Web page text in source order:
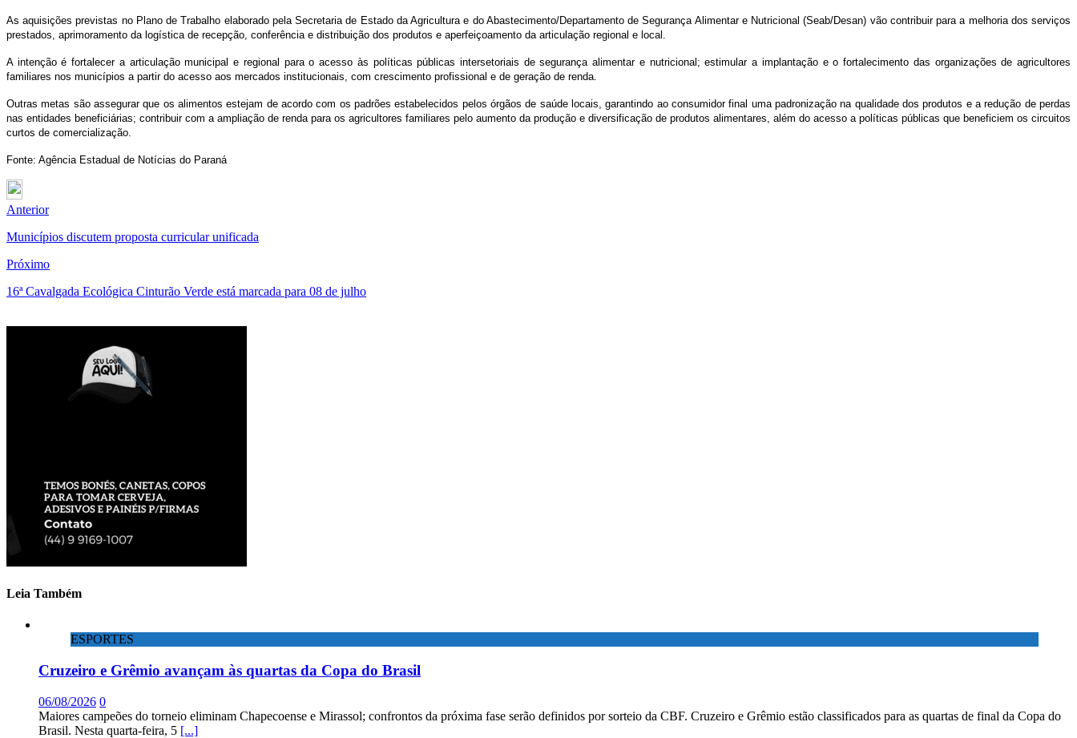
As aquisições previstas no Plano de Trabalho elaborado pela Secretaria de Estado da Agricultura e do Abastecimento/Departamento de Segurança Alimentar e Nutricional (Seab/Desan) vão contribuir para a melhoria dos serviços
prestados, aprimoramento da logística de recepção, conferência e distribuição dos produtos e aperfeiçoamento da articulação regional e local.
A intenção é fortalecer a articulação municipal e regional para o acesso às políticas públicas intersetoriais de segurança alimentar e nutricional; estimular a implantação e o fortalecimento das organizações de agricultores
familiares nos municípios a partir do acesso aos mercados institucionais, com crescimento profissional e de geração de renda.
Outras metas são assegurar que os alimentos estejam de acordo com os padrões estabelecidos pelos órgãos de saúde locais, garantindo ao consumidor final uma padronização na qualidade dos produtos e a redução de perdas
nas entidades beneficiárias; contribuir com a ampliação de renda para os agricultores familiares pelo aumento da produção e diversificação de produtos alimentares, além do acesso a políticas públicas que beneficiem os circuitos
curtos de comercialização.
Fonte: Agência Estadual de Notícias do Paraná
Anterior
Municípios discutem proposta curricular unificada
Próximo
16ª Cavalgada Ecológica Cinturão Verde está marcada para 08 de julho
Leia Também
ESPORTES
Cruzeiro e Grêmio avançam às quartas da Copa do Brasil
06/08/2026 0
Maiores campeões do torneio eliminam Chapecoense e Mirassol; confrontos da próxima fase serão definidos por sorteio da CBF. Cruzeiro e Grêmio estão classificados para as quartas de final da Copa do
Brasil. Nesta quarta-feira, 5 [...]